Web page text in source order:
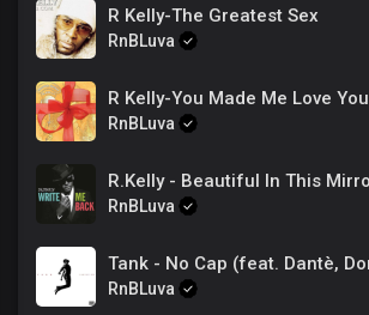
R Kelly-The Greatest Sex
RnBLuva
R Kelly-You Made Me Love You
RnBLuva
RnBLuva
RnBLuva